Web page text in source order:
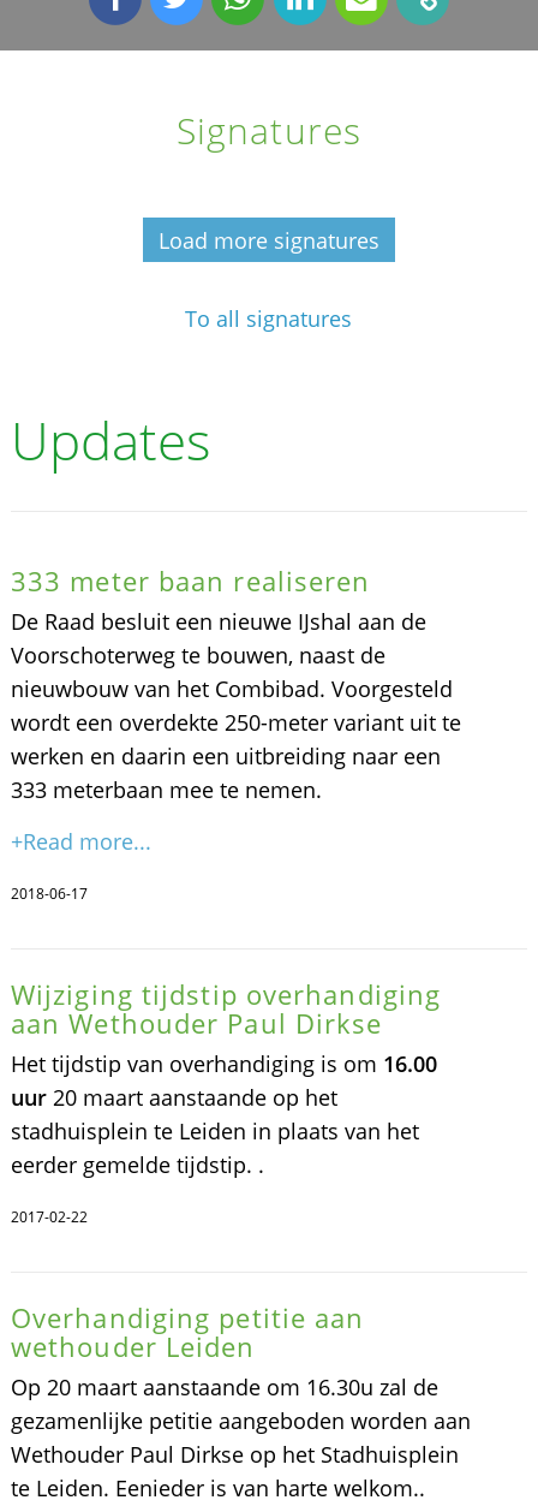
Signatures
Load more signatures
To all signatures
Updates
333 meter baan realiseren
De Raad besluit een nieuwe IJshal aan de
Voorschoterweg te bouwen, naast de
nieuwbouw van het Combibad. Voorgesteld
wordt een overdekte 250-meter variant uit te
werken en daarin een uitbreiding naar een
333 meterbaan mee te nemen.
+Read more...
2018-06-17
Wijziging tijdstip overhandiging
aan Wethouder Paul Dirkse
Het tijdstip van overhandiging is om 16.00
uur20 maart aanstaande op het
stadhuisplein te Leiden in plaats van het
eerder gemelde tijdstip. .
2017-02-22
Overhandiging petitie aan
wethouder Leiden
Op 20 maart aanstaande om 16.30u zal de
gezamenlijke petitie aangeboden worden aan
Wethouder Paul Dirkse op het Stadhuisplein
te Leiden. Eenieder is van harte welkom..